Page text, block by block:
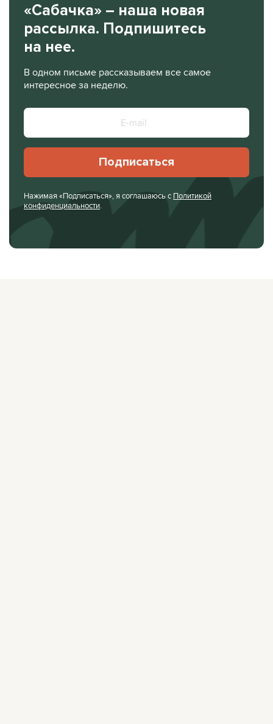
«Сабачка» – наша новая
рассылка. Подпишитесь
на нее.
В одном письме рассказываем все самое
интересное за неделю.
Подписаться
Нажимая «Подписаться», я соглашаюсь с Политикой
конфиденциальности.